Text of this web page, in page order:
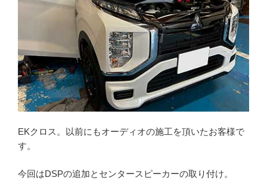
EKクロス。以前にもオーディオの施工を頂いたお客様で
す。
今回はDSPの追加とセンタースピーカーの取り付け。